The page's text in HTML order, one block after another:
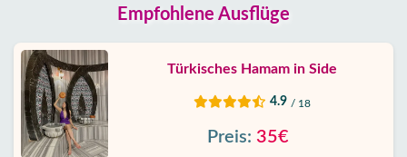
Empfohlene Ausflüge
Türkisches Hamam in Side
4.9 / 18
Preis: 35€